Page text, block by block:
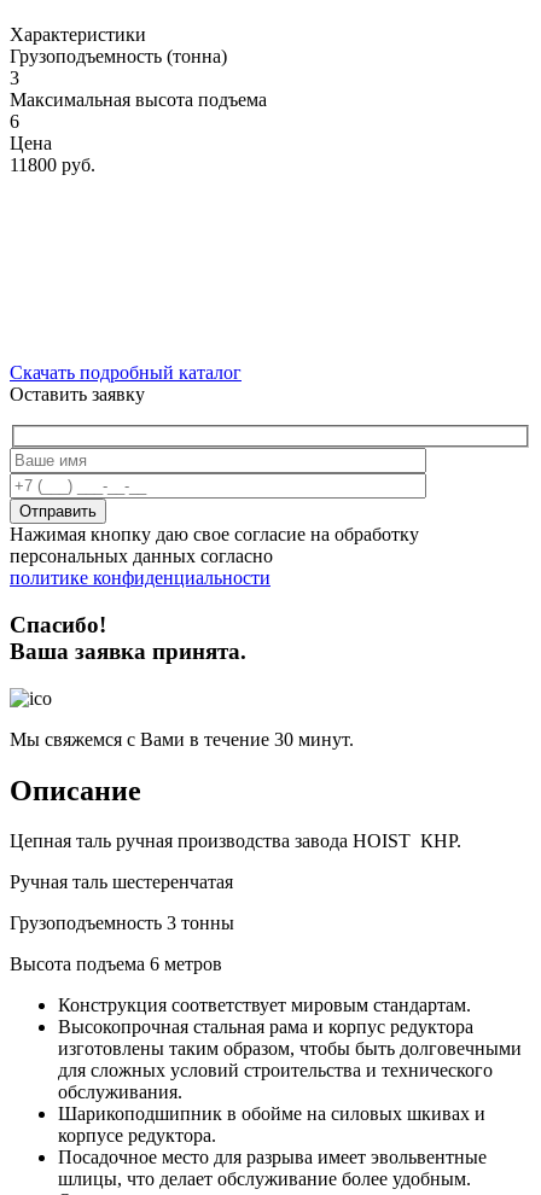
Характеристики
Грузоподъемность (тонна)
3
Максимальная высота подъема
6
Цена
11800 руб.
Скачать подробный каталог
Оставить заявку
Отправить
Нажимая кнопку даю свое согласие на обработку
персональных данных согласно
политике конфиденциальности
Спасибо!
Ваша заявка принята.
Мы свяжемся с Вами в течение 30 минут.
Описание
Цепная таль ручная производства завода HOIST КНР.
Ручная таль шестеренчатая
Грузоподъемность 3 тонны
Высота подъема 6 метров
Конструкция соответствует мировым стандартам.
Высокопрочная стальная рама и корпус редуктора
изготовлены таким образом, чтобы быть долговечными
для сложных условий строительства и технического
обслуживания.
Шарикоподшипник в обойме на силовых шкивах и
корпусе редуктора.
Посадочное место для разрыва имеет эвольвентные
шлицы, что делает обслуживание более удобным.